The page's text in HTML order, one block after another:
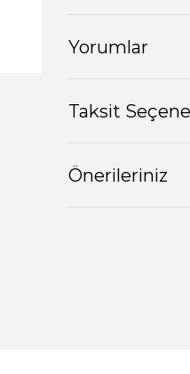
Yorumlar
Taksit
Önerileriniz